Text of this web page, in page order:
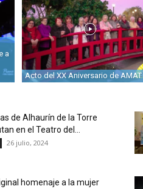
a
Acto del XX Aniversario de AMAT
de Alhaurín de la Torre
en el Teatro del...
26 julio, 2024
homenaje a la mujer